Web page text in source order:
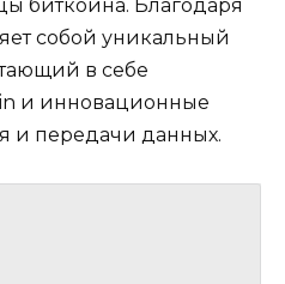
биткоина. Благодаря
собой уникальный
в себе
и инновационные
и передачи данных.